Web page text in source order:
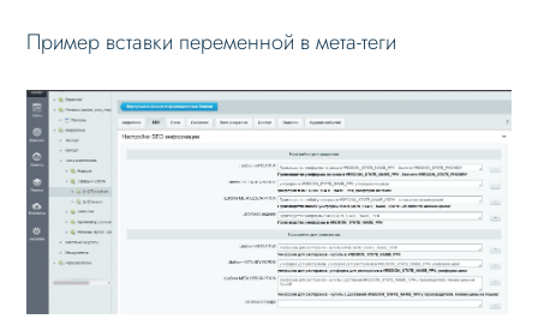
Пример вставки переменной в мета-теги